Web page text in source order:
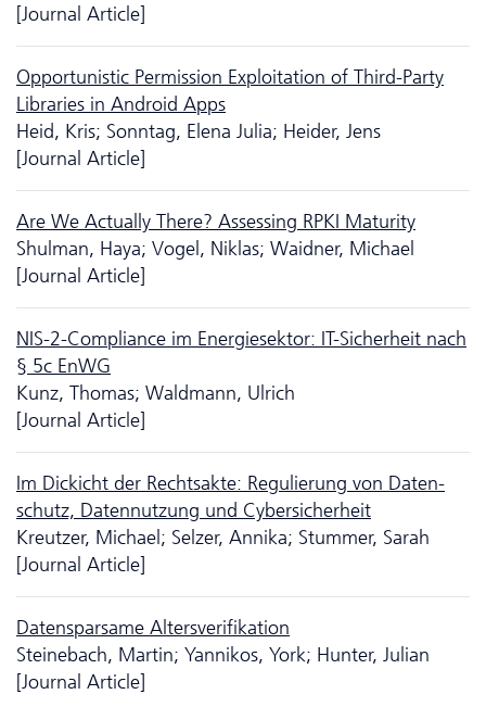
[Journal Article]
Opportunistic Permission Exploitation of Third-Party
Libraries in Android Apps
Heid, Kris; Sonntag, Elena Julia; Heider, Jens
[Journal Article]
Are We Actually There? Assessing RPKI Maturity
Shulman, Haya; Vogel, Niklas; Waidner, Michael
[Journal Article]
NIS-2-Compliance im Energiesektor: IT-Sicherheit nach
§ 5c EnWG
Kunz, Thomas; Waldmann, Ulrich
[Journal Article]
Im Dickicht der Rechtsakte: Regulierung von Da­ten­
schutz, Datennutzung und Cybersicherheit
Kreutzer, Michael; Selzer, Annika; Stummer, Sarah
[Journal Article]
Datensparsame Altersverifikation
Steinebach, Martin; Yannikos, York; Hunter, Julian
[Journal Article]